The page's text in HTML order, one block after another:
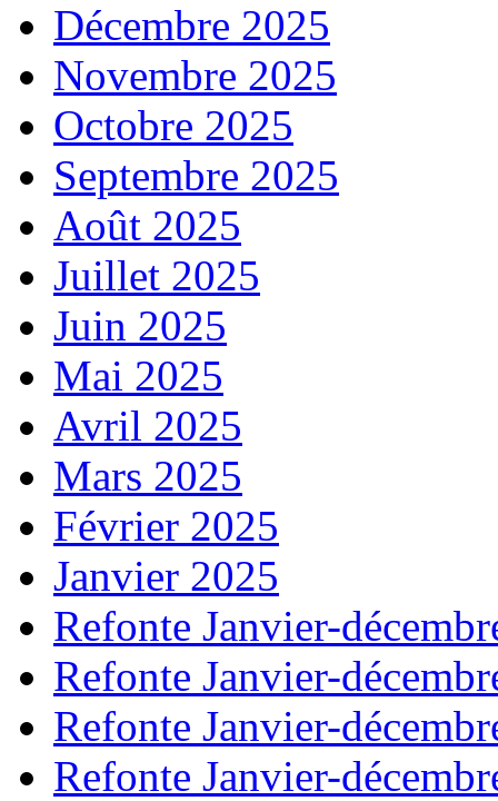
Décembre 2025
Novembre 2025
Octobre 2025
Septembre 2025
Août 2025
Juillet 2025
Juin 2025
Mai 2025
Avril 2025
Mars 2025
Février 2025
Janvier 2025
Refonte Janvier-
Refonte Janvier-
Refonte Janvier-
Refonte Janvier-